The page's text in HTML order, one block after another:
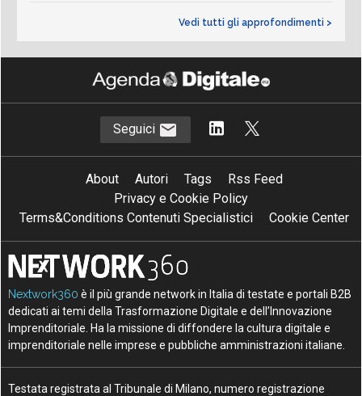
Vedi tutti gli approfondimenti >
Seguici
About Autori Tags
Rss Feed
Privacy e Cookie Policy
Terms&Conditions Contenuti Specialistici
Cookie Center
Nextwork360 è il più grande network in Italia di testate e portali B2B
dedicati ai temi della Trasformazione Digitale e dell’Innovazione
Imprenditoriale. Ha la missione di diffondere la cultura digitale e
imprenditoriale nelle imprese e pubbliche amministrazioni italiane.
Testata registrata al Tribunale di Milano, numero registrazione